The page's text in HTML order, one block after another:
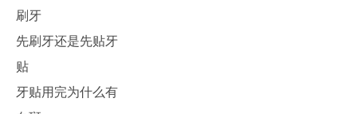
刷牙
先刷牙还是先贴牙
贴
牙贴用完为什么有